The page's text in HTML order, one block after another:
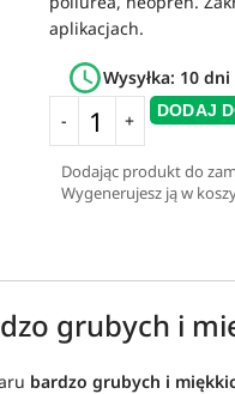
aplikacjach.
Wysyłka: 10
DODAJ
Dodając produkt do
Wygenerujesz ją w
grubych i
bardzo grubych i